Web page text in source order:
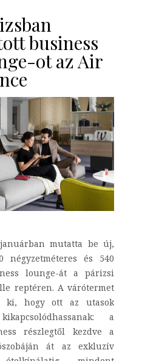
business
ot az Air
mutatta be új,
négyzetméteres és 540
lounge-át a párizsi
reptéren. A várótermet
ki, hogy ott az utasok
a
részlegtől kezdve a
át az exkluzív